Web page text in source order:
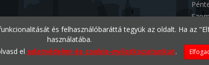
és felhasználóbaráttá tegyük az oldalt. Ha az
használatába.
el adatvédelmi és cookie-nyilatkozatunkat.